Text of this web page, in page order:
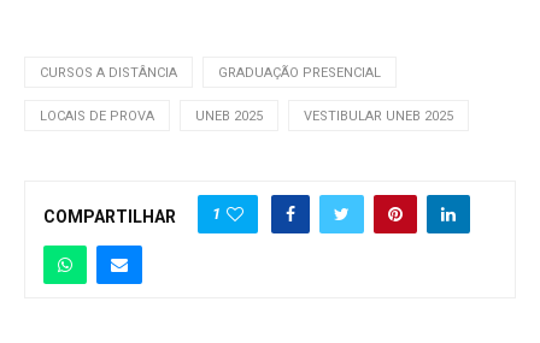
CURSOS A DISTÂNCIA GRADUAÇÃO PRESENCIAL
LOCAIS DE PROVA UNEB 2025 VESTIBULAR UNEB 2025
COMPARTILHAR 1